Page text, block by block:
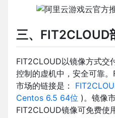
三、FIT2CLOUD
FIT2CLOUD以镜像方式交
控制的虚机中，安全可靠
市场的链接是：
Centos 6.5 64位 )。镜像
FIT2CLOUD镜像可免费使